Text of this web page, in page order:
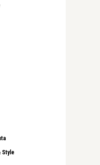
Style